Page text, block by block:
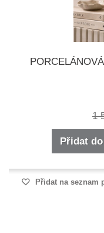
1
Přidat
Přidat na seznam